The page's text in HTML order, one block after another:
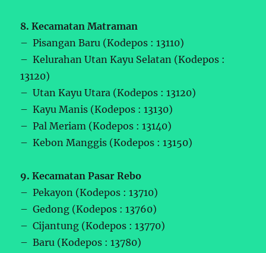
8. Kecamatan Matraman
– Pisangan Baru (Kodepos : 13110)
– Kelurahan Utan Kayu Selatan (Kodepos :
13120)
– Utan Kayu Utara (Kodepos : 13120)
– Kayu Manis (Kodepos : 13130)
– Pal Meriam (Kodepos : 13140)
– Kebon Manggis (Kodepos : 13150)
9. Kecamatan Pasar Rebo
– Pekayon (Kodepos : 13710)
– Gedong (Kodepos : 13760)
– Cijantung (Kodepos : 13770)
– Baru (Kodepos : 13780)